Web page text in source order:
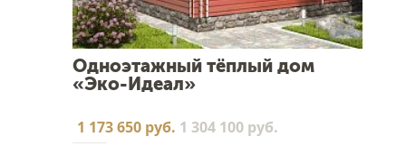
Одноэтажный тёплый дом
«Эко-Идеал»
1 173 650 руб. 1 304 100 руб.